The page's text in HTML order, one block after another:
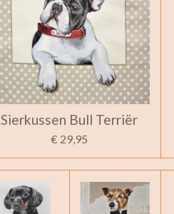
Sierkussen Bull Terriër
€ 29,95